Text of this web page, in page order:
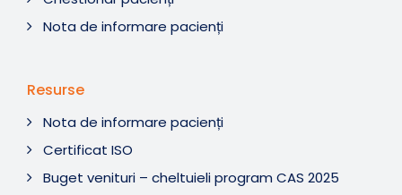
Nota de informare pacienți
Resurse
Nota de informare pacienți
Certificat ISO
Buget venituri – cheltuieli program CAS 2025